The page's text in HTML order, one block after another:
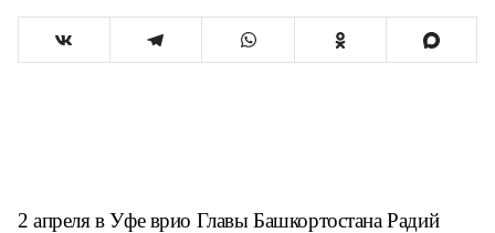
2 апреля в Уфе врио Главы Башкортостана Радий